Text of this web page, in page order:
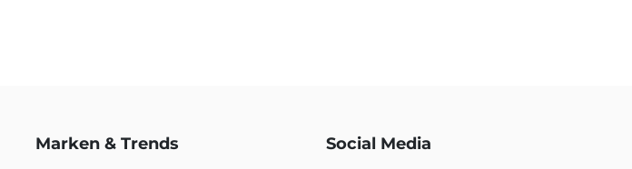
Marken & Trends Social Media